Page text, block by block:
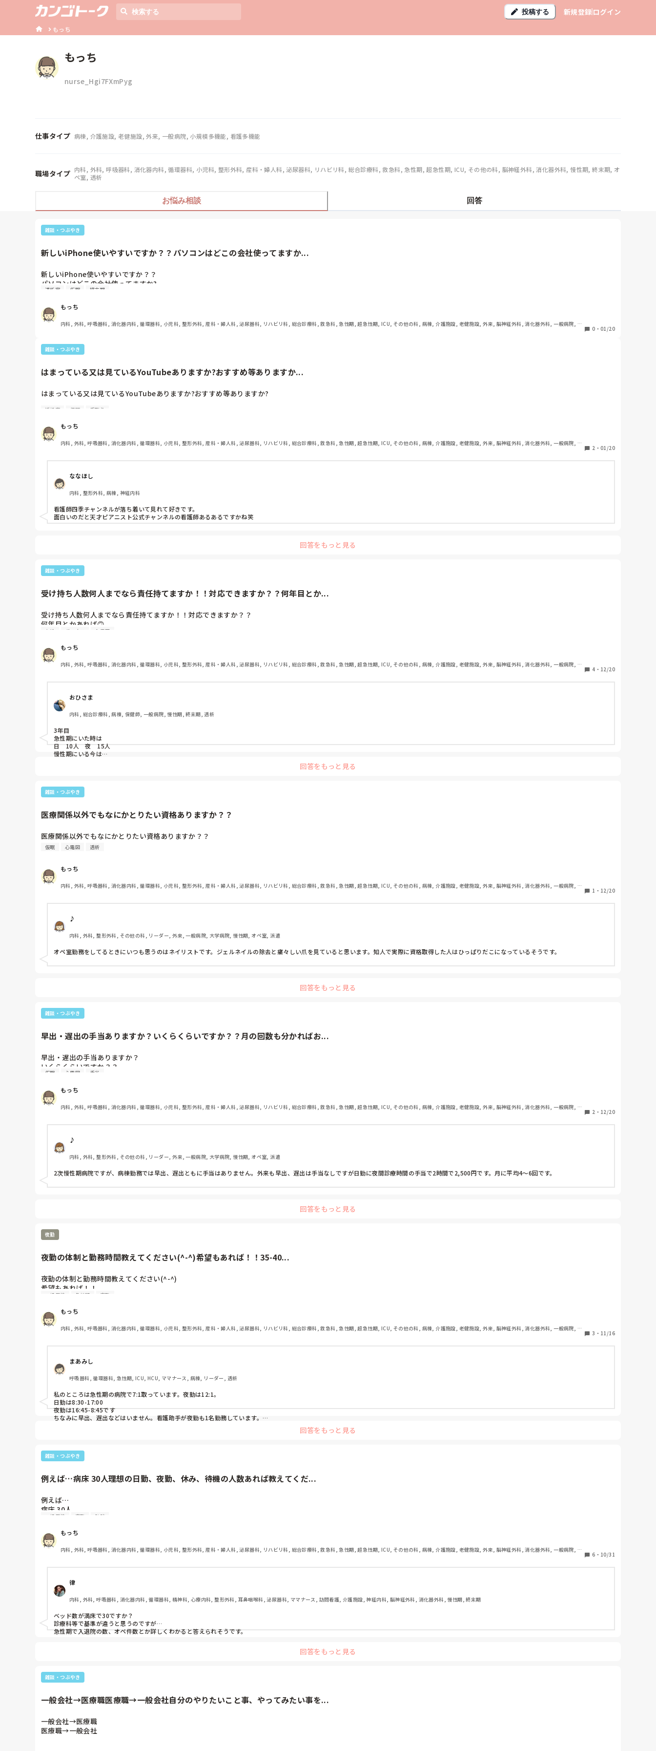
投稿する 新規登録ログイン
もっち
もっち
nurse_Hgi7FXmPyg
仕事タイプ 病棟, 介護施設, 老健施設, 外来, 一般病院, 小規模多機能, 看護多機能
職場タイプ 内科, 外科, 呼吸器科, 消化器内科, 循環器科, 小児科, 整形外科, 産科・婦人科, 泌尿器科, リハビリ科, 総合診療科, 救急科, 急性期, 超急性期, ICU, その他の科, 脳神経外科, 消化器外科, 慢性期, 終末期, オ
ペ室, 透析
お悩み相談 回答
雑談・つぶやき
新しいiPhone使いやすいですか？？パソコンはどこの会社使ってますか...
新しいiPhone使いやすいですか？？
パソコンはどこの会社使ってますか?
透析室 仮眠 終末期
もっち
内科, 外科, 呼吸器科, 消化器内科, 循環器科, 小児科, 整形外科, 産科・婦人科, 泌尿器科, リハビリ科, 総合診療科, 救急科, 急性期, 超急性期, ICU, その他の科, 病棟, 介護施設, 老健施設, 外来, 脳神経外科, 消化器外科, 一般病院, 慢
0 ・ 01/20
雑談・つぶやき
はまっている又は見ているYouTubeありますか?おすすめ等ありますか...
はまっている又は見ているYouTubeありますか?おすすめ等ありますか?
医療・福祉・保育・美容・食等🌟
透析室 仮眠 手取り
もっち
内科, 外科, 呼吸器科, 消化器内科, 循環器科, 小児科, 整形外科, 産科・婦人科, 泌尿器科, リハビリ科, 総合診療科, 救急科, 急性期, 超急性期, ICU, その他の科, 病棟, 介護施設, 老健施設, 外来, 脳神経外科, 消化器外科, 一般病院, 慢
2 ・ 01/20
ななほし
内科, 整形外科, 病棟, 神経内科
看護師四季チャンネルが落ち着いて見れて好きです。
面白いのだと天才ピアニスト公式チャンネルの看護師あるあるですかね笑
回答をもっと見る
雑談・つぶやき
受け持ち人数何人までなら責任持てますか！！対応できますか？？何年目とか...
受け持ち人数何人までなら責任持てますか！！対応できますか？？
何年目とかあれば🙃
日勤３人まで
夜勤５人まで等
有給 ボーナス 心電図
もっち
内科, 外科, 呼吸器科, 消化器内科, 循環器科, 小児科, 整形外科, 産科・婦人科, 泌尿器科, リハビリ科, 総合診療科, 救急科, 急性期, 超急性期, ICU, その他の科, 病棟, 介護施設, 老健施設, 外来, 脳神経外科, 消化器外科, 一般病院, 慢
4 ・ 12/20
おひさま
内科, 総合診療科, 病棟, 保健師, 一般病院, 慢性期, 終末期, 透析
3年目
急性期にいた時は
日　10人　夜　15人
慢性期にいる今は
回答をもっと見る
雑談・つぶやき
医療関係以外でもなにかとりたい資格ありますか？？
医療関係以外でもなにかとりたい資格ありますか？？
仮眠 心電図 透析
もっち
内科, 外科, 呼吸器科, 消化器内科, 循環器科, 小児科, 整形外科, 産科・婦人科, 泌尿器科, リハビリ科, 総合診療科, 救急科, 急性期, 超急性期, ICU, その他の科, 病棟, 介護施設, 老健施設, 外来, 脳神経外科, 消化器外科, 一般病院, 慢
1 ・ 12/20
♪
内科, 外科, 整形外科, その他の科, リーダー, 外来, 一般病院, 大学病院, 慢性期, オペ室, 派遣
オペ室勤務をしてるときにいつも思うのはネイリストです。ジェルネイルの除去と痛々しい爪を見ていると思います。知人で実際に資格取得した人はひっぱりだこになっているそうです。
回答をもっと見る
雑談・つぶやき
早出・遅出の手当ありますか？いくらくらいですか？？月の回数も分かればお...
早出・遅出の手当ありますか？
いくらくらいですか？？
仮眠 心電図 手当
もっち
内科, 外科, 呼吸器科, 消化器内科, 循環器科, 小児科, 整形外科, 産科・婦人科, 泌尿器科, リハビリ科, 総合診療科, 救急科, 急性期, 超急性期, ICU, その他の科, 病棟, 介護施設, 老健施設, 外来, 脳神経外科, 消化器外科, 一般病院, 慢
2 ・ 12/20
♪
内科, 外科, 整形外科, その他の科, リーダー, 外来, 一般病院, 大学病院, 慢性期, オペ室, 派遣
2次慢性期病院ですが、病棟勤務では早出、遅出ともに手当はありません。外来も早出、遅出は手当なしですが日勤に夜間診療時間の手当で2時間で2,500円です。月に平均4〜6回です。
回答をもっと見る
夜勤
夜勤の体制と勤務時間教えてください(^-^)希望もあれば！！35-40...
夜勤の体制と勤務時間教えてください(^-^)
希望もあれば！！
②交代12:1
3-5人
19:00-7:00
20:00-8:00
21:00-9:00
一般病棟 急性期 夜勤
もっち
内科, 外科, 呼吸器科, 消化器内科, 循環器科, 小児科, 整形外科, 産科・婦人科, 泌尿器科, リハビリ科, 総合診療科, 救急科, 急性期, 超急性期, ICU, その他の科, 病棟, 介護施設, 老健施設, 外来, 脳神経外科, 消化器外科, 一般病院, 慢
3 ・ 11/16
まあみし
呼吸器科, 循環器科, 急性期, ICU, HCU, ママナース, 病棟, リーダー, 透析
私のところは急性期の病院で7:1取っています。夜勤は12:1。
日勤は8:30-17:00
夜勤は16:45-8:45です
ちなみに早出、遅出などはいません。看護助手が夜勤も1名勤務しています。
回答をもっと見る
雑談・つぶやき
例えば…病床 30人理想の日勤、夜勤、休み、待機の人数あれば教えてくだ...
例えば…
病床 30人
介護士、看護師、リハビリスタッフ、医師の人数があれば
参考にしたいです！！
▪️医師
日勤12-15人/3:1
夜勤3-5人/10:1
休み5人
待機5人
▪️看護師(正看護師・准看護師)
日勤15-20人/3:1
夜勤7-10人/5:1
休み5人
休み5人
待機5人
▪️介護士
日勤20-35人/1:1,2:1
休み10人
待機10人
一般病棟 夜勤 勉強
もっち
内科, 外科, 呼吸器科, 消化器内科, 循環器科, 小児科, 整形外科, 産科・婦人科, 泌尿器科, リハビリ科, 総合診療科, 救急科, 急性期, 超急性期, ICU, その他の科, 病棟, 介護施設, 老健施設, 外来, 脳神経外科, 消化器外科, 一般病院, 慢
6 ・ 10/31
律
内科, 外科, 呼吸器科, 消化器内科, 循環器科, 精神科, 心療内科, 整形外科, 耳鼻咽喉科, 泌尿器科, ママナース, 訪問看護, 介護施設, 神経内科, 脳神経外科, 消化器外科, 慢性期, 終末期
ベッド数が満床で30ですか？
診療科等で基準が違うと思うのですが…
急性期で入退院の数、オペ件数とか詳しくわかると答えられそうです。
回答をもっと見る
雑談・つぶやき
一般会社→医療職医療職→一般会社自分のやりたいこと事、やってみたい事を...
一般会社→医療職
医療職→一般会社